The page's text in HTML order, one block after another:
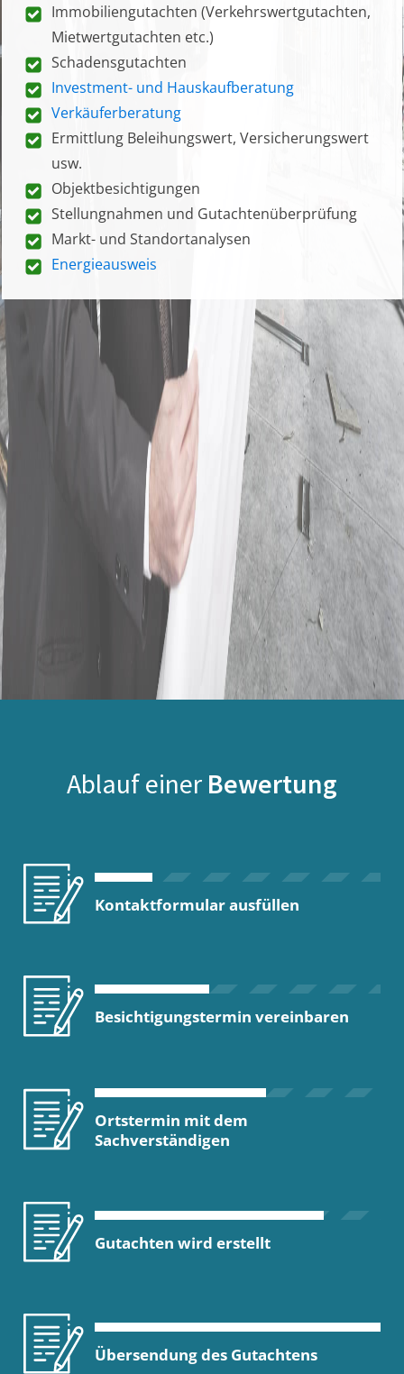
Immobiliengutachten (Verkehrswertgutachten,
Mietwertgutachten etc.)
Schadensgutachten
Investment- und Hauskaufberatung
Verkäuferberatung
Ermittlung Beleihungswert, Versicherungswert
usw.
Objektbesichtigungen
Stellungnahmen und Gutachtenüberprüfung
Markt- und Standortanalysen
Energieausweis
Ablauf einer Bewertung
Kontaktformular ausfüllen
Besichtigungstermin vereinbaren
Ortstermin mit dem
Sachverständigen
Gutachten wird erstellt
Übersendung des Gutachtens